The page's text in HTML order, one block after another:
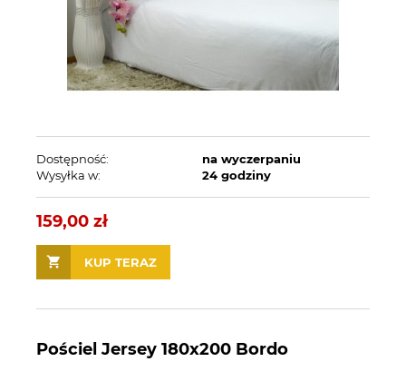
Dostępność:
na wyczerpaniu
Wysyłka w:
24 godziny
159,00 zł
KUP TERAZ
Pościel Jersey 180x200 Bordo